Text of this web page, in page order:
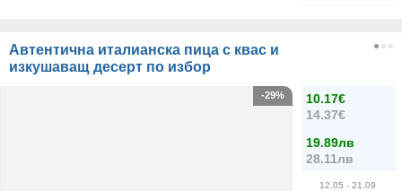
Автентична италианска пица с квас и
изкушаващ десерт по избор
10.17€
14.37€
19.89лв
28.11лв
12.05 - 21.09
-29%